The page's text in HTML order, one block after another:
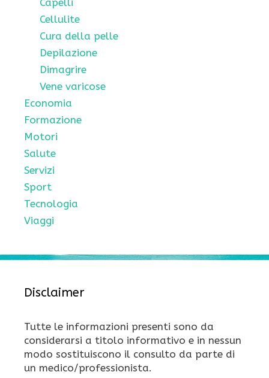
Cellulite
Cura della pelle
Depilazione
Dimagrire
Vene varicose
Economia
Formazione
Motori
Salute
Servizi
Sport
Tecnologia
Viaggi
Disclaimer
Tutte le informazioni presenti sono da
considerarsi a titolo informativo e in nessun
modo sostituiscono il consulto da parte di
un medico/professionista.